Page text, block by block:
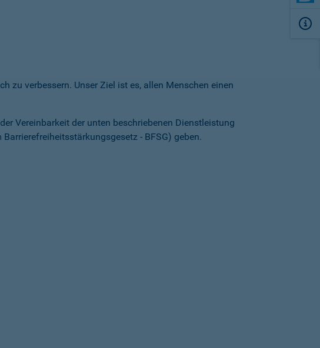
zu verbessern. Unser Ziel ist es, allen Menschen einen
Vereinbarkeit der unten beschriebenen Dienstleistung
- BFSG) geben.